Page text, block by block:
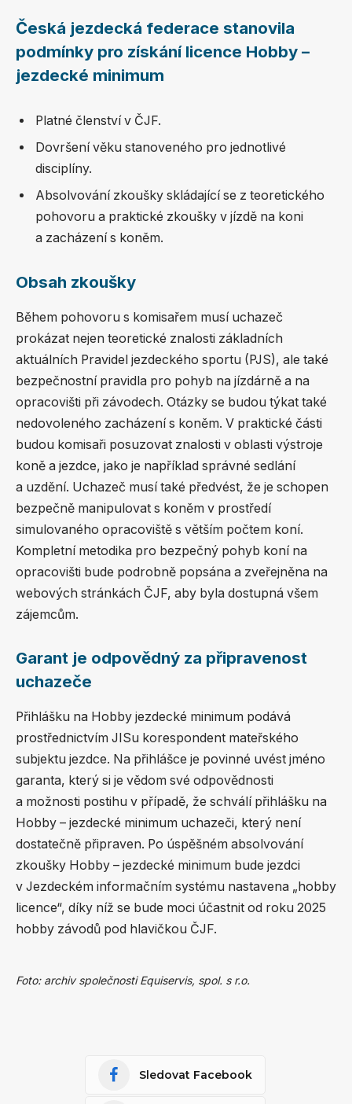
Česká jezdecká federace stanovila
podmínky pro získání licence Hobby –
jezdecké minimum
Platné členství v ČJF.
Dovršení věku stanoveného pro jednotlivé
disciplíny.
Absolvování zkoušky skládající se z teoretického
pohovoru a praktické zkoušky v jízdě na koni
a zacházení s koněm.
Obsah zkoušky
Během pohovoru s komisařem musí uchazeč
prokázat nejen teoretické znalosti základních
aktuálních Pravidel jezdeckého sportu (PJS), ale také
bezpečnostní pravidla pro pohyb na jízdárně a na
opracovišti při závodech. Otázky se budou týkat také
nedovoleného zacházení s koněm. V praktické části
budou komisaři posuzovat znalosti v oblasti výstroje
koně a jezdce, jako je například správné sedlání
a uzdění. Uchazeč musí také předvést, že je schopen
bezpečně manipulovat s koněm v prostředí
simulovaného opracoviště s větším počtem koní.
Kompletní metodika pro bezpečný pohyb koní na
opracovišti bude podrobně popsána a zveřejněna na
webových stránkách ČJF, aby byla dostupná všem
zájemcům.
Garant je odpovědný za připravenost
uchazeče
Přihlášku na Hobby jezdecké minimum podává
prostřednictvím JISu korespondent mateřského
subjektu jezdce. Na přihlášce je povinné uvést jméno
garanta, který si je vědom své odpovědnosti
a možnosti postihu v případě, že schválí přihlášku na
Hobby – jezdecké minimum uchazeči, který není
dostatečně připraven. Po úspěšném absolvování
zkoušky Hobby – jezdecké minimum bude jezdci
v Jezdeckém informačním systému nastavena „hobby
licence“, díky níž se bude moci účastnit od roku 2025
hobby závodů pod hlavičkou ČJF.
Foto: archiv společnosti Equiservis, spol. s r.o.
Sledovat Facebook